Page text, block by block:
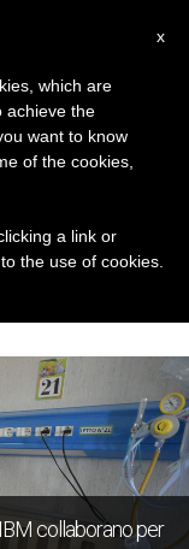
collaborano per
x
which are
achieve the
want to know
of the cookies,
a link or
the use of cookies.